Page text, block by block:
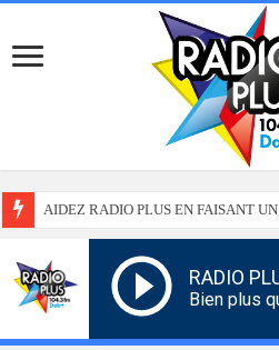
AIDEZ RADIO PLUS EN FAISANT
RADIO
Bien plus